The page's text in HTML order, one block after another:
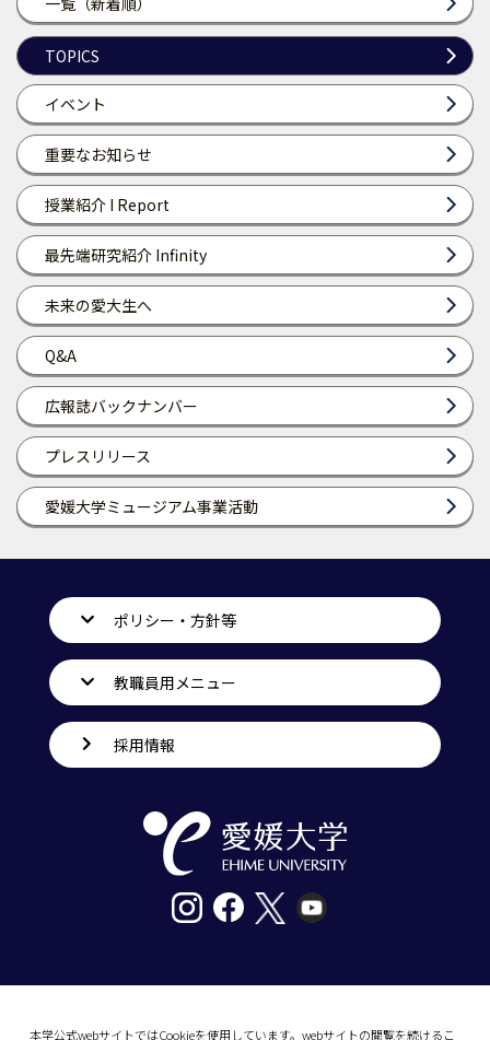
TOPICS
イベント
重要なお知らせ
授業紹介 I Report
最先端研究紹介 Infinity
未来の愛大生へ
Q&A
広報誌バックナンバー
プレスリリース
愛媛大学ミュージアム事業活動
本学公式webサイトではCookieを使用しています。webサイトの閲覧を続けるこ
ポリシー・方針等
教職員用メニュー
採用情報